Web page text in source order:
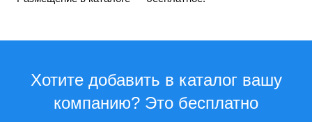
Хотите добавить в каталог вашу
компанию? Это бесплатно